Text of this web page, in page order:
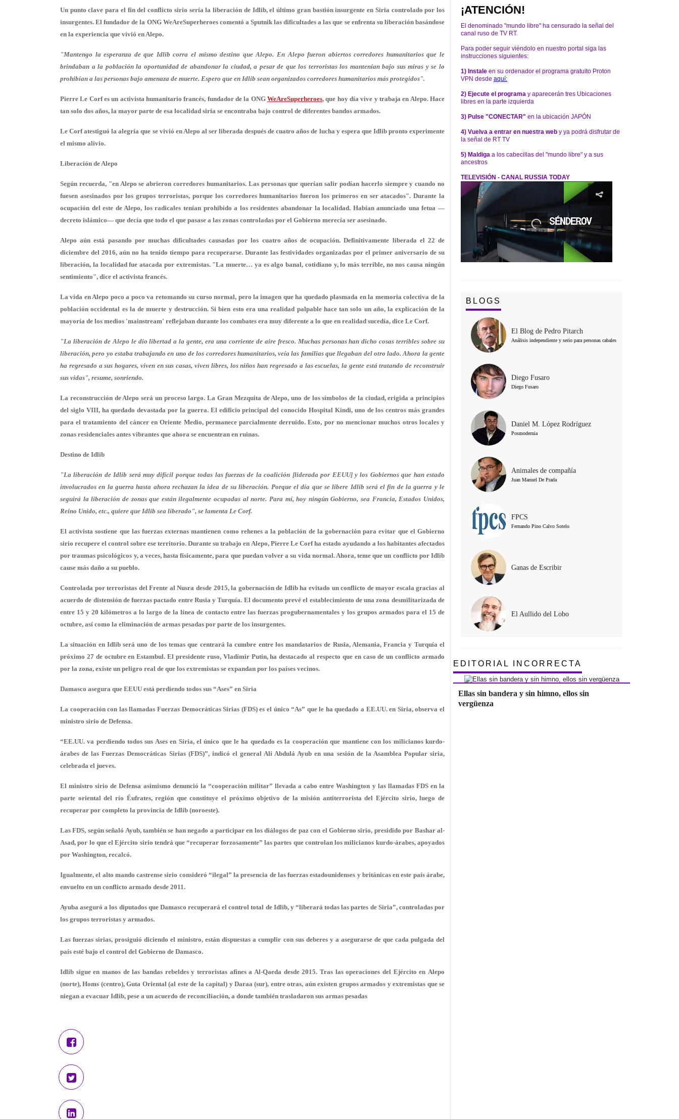
Un punto clave para el fin del conflicto sirio sería la liberación de Idlib, el último gran bastión insurgente en Siria controlado por los
insurgentes. El fundador de la ONG WeAreSuperheroes comentó a Sputnik las dificultades a las que se enfrenta su liberación basándose
en la experiencia que vivió en Alepo.
"Mantengo la esperanza de que Idlib corra el mismo destino que Alepo. En Alepo fueron abiertos corredores humanitarios que le
brindaban a la población la oportunidad de abandonar la ciudad, a pesar de que los terroristas los mantenían bajo sus miras y se lo
prohibían a las personas bajo amenaza de muerte. Espero que en Idlib sean organizados corredores humanitarios más protegidos".
Pierre Le Corf es un activista humanitario francés, fundador de la ONG WeAreSuperheroes, que hoy día vive y trabaja en Alepo. Hace
tan solo dos años, la mayor parte de esa localidad siria se encontraba bajo control de diferentes bandos armados.
Le Corf atestiguó la alegría que se vivió en Alepo al ser liberada después de cuatro años de lucha y espera que Idlib pronto experimente
el mismo alivio.
Liberación de Alepo
Según recuerda, "en Alepo se abrieron corredores humanitarios. Las personas que querían salir podían hacerlo siempre y cuando no
fuesen asesinados por los grupos terroristas, porque los corredores humanitarios fueron los primeros en ser atacados". Durante la
ocupación del este de Alepo, los radicales tenían prohibido a los residentes abandonar la localidad. Habían anunciado una fetua —
decreto islámico— que decía que todo el que pasase a las zonas controladas por el Gobierno merecía ser asesinado.
Alepo aún está pasando por muchas dificultades causadas por los cuatro años de ocupación. Definitivamente liberada el 22 de
diciembre del 2016, aún no ha tenido tiempo para recuperarse. Durante las festividades organizadas por el primer aniversario de su
liberación, la localidad fue atacada por extremistas. "La muerte… ya es algo banal, cotidiano y, lo más terrible, no nos causa ningún
sentimiento", dice el activista francés.
La vida en Alepo poco a poco va retomando su curso normal, pero la imagen que ha quedado plasmada en la memoria colectiva de la
población occidental es la de muerte y destrucción. Si bien esto era una realidad palpable hace tan solo un año, la explicación de la
mayoría de los medios 'mainstream' reflejaban durante los combates era muy diferente a lo que en realidad sucedía, dice Le Corf.
"La liberación de Alepo le dio libertad a la gente, era una corriente de aire fresco. Muchas personas han dicho cosas terribles sobre su
liberación, pero yo estaba trabajando en uno de los corredores humanitarios, veía las familias que llegaban del otro lado. Ahora la gente
ha regresado a sus hogares, viven en sus casas, viven libres, los niños han regresado a las escuelas, la gente está tratando de reconstruir
sus vidas", resume, sonriendo.
La reconstrucción de Alepo será un proceso largo. La Gran Mezquita de Alepo, uno de los símbolos de la ciudad, erigida a principios
del siglo VIII, ha quedado devastada por la guerra. El edificio principal del conocido Hospital Kindi, uno de los centros más grandes
para el tratamiento del cáncer en Oriente Medio, permanece parcialmente derruido. Esto, por no mencionar muchos otros locales y
zonas residenciales antes vibrantes que ahora se encuentran en ruinas.
Destino de Idlib
"La liberación de Idlib será muy difícil porque todas las fuerzas de la coalición [liderada por EEUU] y los Gobiernos que han estado
involucrados en la guerra hasta ahora rechazan la idea de su liberación. Porque el día que se libere Idlib será el fin de la guerra y le
seguirá la liberación de zonas que están ilegalmente ocupadas al norte. Para mí, hoy ningún Gobierno, sea Francia, Estados Unidos,
Reino Unido, etc., quiere que Idlib sea liberado", se lamenta Le Corf.
El activista sostiene que las fuerzas externas mantienen como rehenes a la población de la gobernación para evitar que el Gobierno
sirio recupere el control sobre ese territorio. Durante su trabajo en Alepo, Pierre Le Corf ha estado ayudando a los habitantes afectados
por traumas psicológicos y, a veces, hasta físicamente, para que puedan volver a su vida normal. Ahora, teme que un conflicto por Idlib
cause más daño a su pueblo.
Controlada por terroristas del Frente al Nusra desde 2015, la gobernación de Idlib ha evitado un conflicto de mayor escala gracias al
acuerdo de distensión de fuerzas pactado entre Rusia y Turquía. El documento prevé el establecimiento de una zona desmilitarizada de
entre 15 y 20 kilómetros a lo largo de la línea de contacto entre las fuerzas progubernamentales y los grupos armados para el 15 de
octubre, así como la eliminación de armas pesadas por parte de los insurgentes.
La situación en Idlib será uno de los temas que centrará la cumbre entre los mandatarios de Rusia, Alemania, Francia y Turquía el
próximo 27 de octubre en Estambul. El presidente ruso, Vladímir Putin, ha destacado al respecto que en caso de un conflicto armado
por la zona, existe un peligro real de que los extremistas se expandan por los países vecinos.
Damasco asegura que EEUU está perdiendo todos sus “Ases” en Siria
La cooperación con las llamadas Fuerzas Democráticas Sirias (FDS) es el único “As” que le ha quedado a EE.UU. en Siria, observa el
ministro sirio de Defensa.
“EE.UU. va perdiendo todos sus Ases en Siria, el único que le ha quedado es la cooperación que mantiene con los milicianos kurdo-
árabes de las Fuerzas Democráticas Sirias (FDS)”, indicó el general Ali Abdulá Ayub en una sesión de la Asamblea Popular siria,
celebrada el jueves.
El ministro sirio de Defensa asimismo denunció la “cooperación militar” llevada a cabo entre Washington y las llamadas FDS en la
parte oriental del río Éufrates, región que constituye el próximo objetivo de la misión antiterrorista del Ejército sirio, luego de
recuperar por completo la provincia de Idlib (noroeste).
Las FDS, según señaló Ayub, también se han negado a participar en los diálogos de paz con el Gobierno sirio, presidido por Bashar al-
Asad, por lo que el Ejército sirio tendrá que “recuperar forzosamente” las partes que controlan los milicianos kurdo-árabes, apoyados
por Washington, recalcó.
Igualmente, el alto mando castrense sirio consideró “ilegal” la presencia de las fuerzas estadounidenses y británicas en este país árabe,
envuelto en un conflicto armado desde 2011.
Ayuba aseguró a los diputados que Damasco recuperará el control total de Idlib, y “liberará todas las partes de Siria”, controladas por
los grupos terroristas y armados.
Las fuerzas sirias, prosiguió diciendo el ministro, están dispuestas a cumplir con sus deberes y a asegurarse de que cada pulgada del
país esté bajo el control del Gobierno de Damasco.
Idlib sigue en manos de las bandas rebeldes y terroristas afines a Al-Qaeda desde 2015. Tras las operaciones del Ejército en Alepo
(norte), Homs (centro), Guta Oriental (al este de la capital) y Daraa (sur), entre otras, aún existen grupos armados y extremistas que se
niegan a evacuar Idlib, pese a un acuerdo de reconciliación, a donde también trasladaron sus armas pesadas
¡ATENCIÓN!
El denominado "mundo libre" ha censurado la señal del
canal ruso de TV RT.
Para poder seguir viéndolo en nuestro portal siga las
instrucciones siguientes:
1) Instale en su ordenador el programa gratuito Proton
VPN desde aquí:
2) Ejecute el programa y aparecerán tres Ubicaciones
libres en la parte izquierda
3) Pulse "CONECTAR" en la ubicación JAPÓN
4) Vuelva a entrar en nuestra web y ya podrá disfrutar de
la señal de RT TV
5) Maldiga a los cabecillas del "mundo libre" y a sus
ancestros
TELEVISIÓN - CANAL RUSSIA TODAY
BLOGS
El Blog de Pedro Pitarch
Análisis independiente y serio para personas cabales
Diego Fusaro
Diego Fusaro
Daniel M. López Rodríguez
Posmodernia
Animales de compañía
Juan Manuel De Prada
FPCS
Fernando Pino Calvo Sotelo
Ganas de Escribir
El Aullido del Lobo
EDITORIAL INCORRECTA
Ellas sin bandera y sin himno, ellos sin
vergüenza